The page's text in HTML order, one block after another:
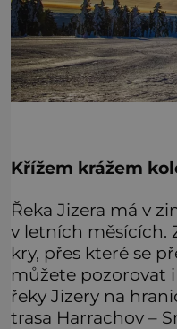
Křížem krážem
Řeka Jizera má v
v letních měsících.
kry, přes které se
můžete pozorovat
řeky Jizery na
trasa Harrachov –